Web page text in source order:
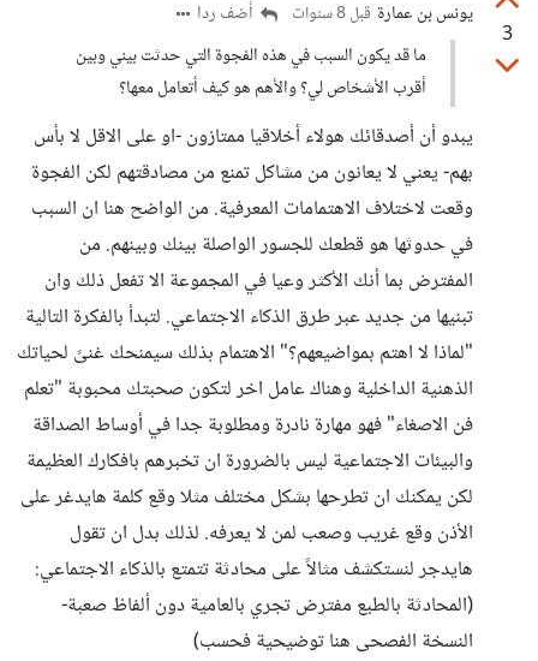
3
يونس بن عمارة قبل 8 سنوات
أضف ردا
ما قد يكون السبب في هذه الفجوة التي حدثت بيني وبين
أقرب الأشخاص لي؟ والأهم هو كيف أتعامل معها؟
يبدو أن أصدقائك هولاء أخلاقيا ممتازون -او على الاقل لا بأس
بهم- يعني لا يعانون من مشاكل تمنع من مصادقتهم لكن الفجوة
وقعت لاختلاف الاهتمامات المعرفية. من الواضح هنا ان السبب
في حدوثها هو قطعك للجسور الواصلة بينك وبينهم. من
المفترض بما أنك الأكثر وعيا في المجموعة الا تفعل ذلك وان
تبنيها من جديد عبر طرق الذكاء الاجتماعي. لتبدأ بالفكرة التالية
"لماذا لا اهتم بمواضيعهم؟" الاهتمام بذلك سيمنحك غنىً لحياتك
الذهنية الداخلية وهناك عامل اخر لتكون صحبتك محبوبة "تعلم
فن الاصغاء" فهو مهارة نادرة ومطلوبة جدا في أوساط الصداقة
والبيئات الاجتماعية ليس بالضرورة ان تخبرهم بافكارك العظيمة
لكن يمكنك ان تطرحها بشكل مختلف مثلا وقع كلمة هايدغر على
الأذن وقع غريب وصعب لمن لا يعرفه. لذلك بدل ان تقول
هايدجر لنستكشف مثالاً على محادثة تتمتع بالذكاء الاجتماعي:
(المحادثة بالطبع مفترض تجري بالعامية دون ألفاظ صعبة-
النسخة الفصحى هنا توضيحية فحسب)